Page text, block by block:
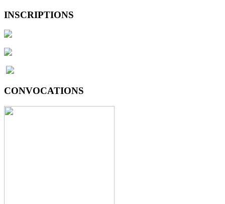
INSCRIPTIONS
CONVOCATIONS